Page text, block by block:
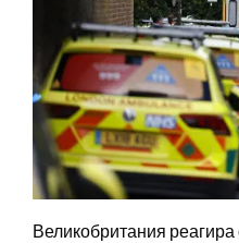
Великобритания реагира